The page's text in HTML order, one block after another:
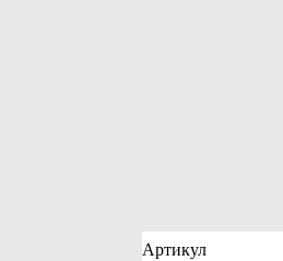
Артикул